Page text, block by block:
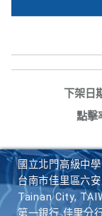
下架日
點擊
國立北門高級中
台南市佳里區六
Tainan City,
第一銀行 佳里分